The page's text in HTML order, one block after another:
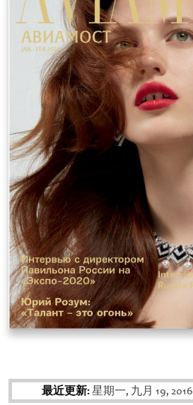
最近更新:星期一, 九月 19, 2016